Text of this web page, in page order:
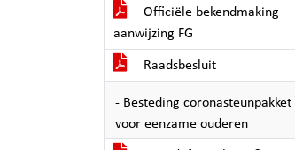
Officiële bekendmaking
aanwijzing FG
Raadsbesluit
- Besteding coronasteunpakket
voor eenzame ouderen